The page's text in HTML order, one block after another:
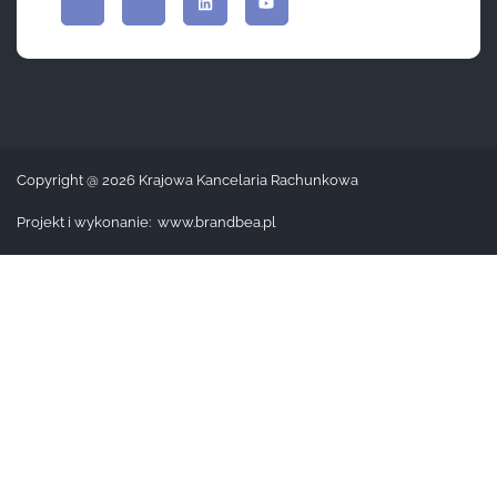
Copyright @ 2026 Krajowa Kancelaria Rachunkowa
Projekt i wykonanie: www.brandbea.pl